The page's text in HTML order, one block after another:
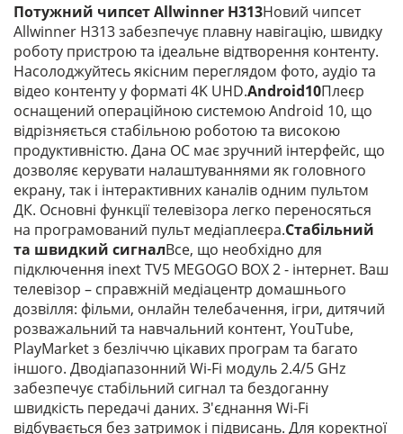
Потужний чипсет Allwinner H313Новий чипсет
Allwinner H313 забезпечує плавну навігацію, швидку
роботу пристрою та ідеальне відтворення контенту.
Насолоджуйтесь якісним переглядом фото, аудіо та
відео контенту у форматі 4K UHD.Android10Плеєр
оснащений операційною системою Android 10, що
відрізняється стабільною роботою та високою
продуктивністю. Дана ОС має зручний інтерфейс, що
дозволяє керувати налаштуваннями як головного
екрану, так і інтерактивних каналів одним пультом
ДК. Основні функції телевізора легко переносяться
на програмований пульт медіаплеєра.Стабільний
та швидкий сигналВсе, що необхідно для
підключення inext TV5 MEGOGO BOX 2 - інтернет. Ваш
телевізор – справжній медіацентр домашнього
дозвілля: фільми, онлайн телебачення, ігри, дитячий
розважальний та навчальний контент, YouTube,
PlayMarket з безліччю цікавих програм та багато
іншого. Дводіапазонний Wi-Fi модуль 2.4/5 GHz
забезпечує стабільний сигнал та бездоганну
швидкість передачі даних. З'єднання Wi-Fi
відбувається без затримок і підвисань. Для коректної